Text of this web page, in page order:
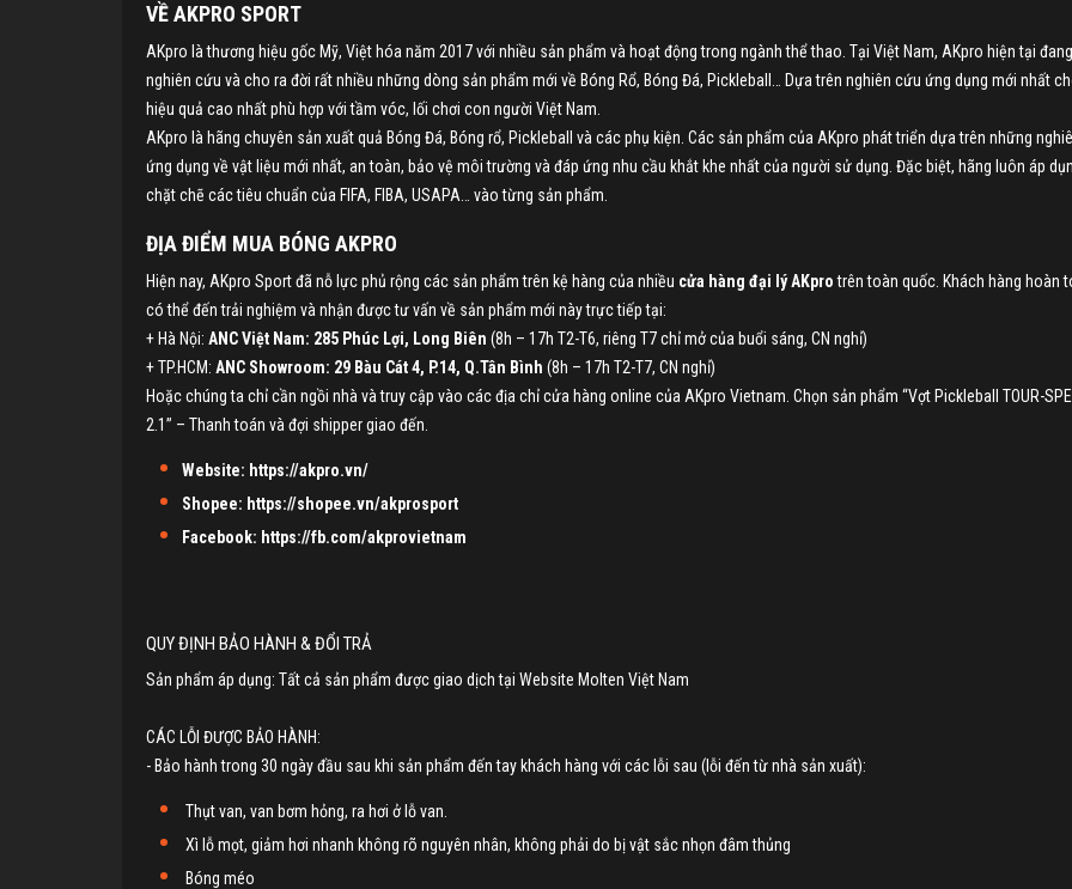
VỀ AKPRO SPORT
AKpro là thương hiệu gốc Mỹ, Việt hóa năm 2017 với nhiều sản phẩm và hoạt động trong ngành thể thao. Tại Việt Nam, AKpro hiện tại đang
nghiên cứu và cho ra đời rất nhiều những dòng sản phẩm mới về Bóng Rổ, Bóng Đá, Pickleball… Dựa trên nghiên cứu ứng dụng mới nhất
hiệu quả cao nhất phù hợp với tầm vóc, lối chơi con người Việt Nam.
AKpro là hãng chuyên sản xuất quả Bóng Đá, Bóng rổ, Pickleball và các phụ kiện. Các sản phẩm của AKpro phát triển dựa trên những
ứng dụng về vật liệu mới nhất, an toàn, bảo vệ môi trường và đáp ứng nhu cầu khắt khe nhất của người sử dụng. Đặc biệt, hãng luôn áp
chặt chẽ các tiêu chuẩn của FIFA, FIBA, USAPA… vào từng sản phẩm.
ĐỊA ĐIỂM MUA BÓNG AKPRO
Hiện nay, AKpro Sport đã nỗ lực phủ rộng các sản phẩm trên kệ hàng của nhiều cửa hàng đại lý AKprotrên toàn quốc. Khách hàng hoàn
có thể đến trải nghiệm và nhận được tư vấn về sản phẩm mới này trực tiếp tại:
+ Hà Nội: ANC Việt Nam: 285 Phúc Lợi, Long Biên (8h – 17h T2-T6, riêng T7 chỉ mở của buổi sáng, CN nghỉ)
+ TP.HCM: ANC Showroom: 29 Bàu Cát 4, P.14, Q.Tân Bình (8h – 17h T2-T7, CN nghỉ)
Hoặc chúng ta chỉ cần ngồi nhà và truy cập vào các địa chỉ cửa hàng online của AKpro Vietnam. Chọn sản phẩm “Vợt Pickleball TOUR-
2.1” – Thanh toán và đợi shipper giao đến.
Website: https://akpro.vn/
Shopee: https://shopee.vn/akprosport
Facebook: https://fb.com/akprovietnam
QUY ĐỊNH BẢO HÀNH & ĐỔI TRẢ
Sản phẩm áp dụng: Tất cả sản phẩm được giao dịch tại Website Molten Việt Nam
CÁC LỖI ĐƯỢC BẢO HÀNH:
- Bảo hành trong 30 ngày đầu sau khi sản phẩm đến tay khách hàng với các lỗi sau (lỗi đến từ nhà sản xuất):
Thụt van, van bơm hỏng, ra hơi ở lỗ van.
Xì lỗ mọt, giảm hơi nhanh không rõ nguyên nhân, không phải do bị vật sắc nhọn đâm thủng
Bóng méo